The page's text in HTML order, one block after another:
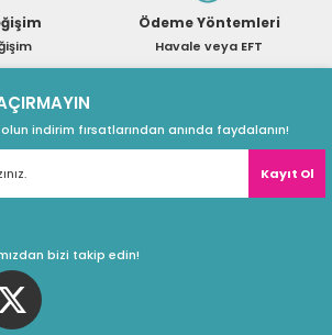
Ödeme Yöntemleri
Havale veya EFT
indirim fırsatlarından anında faydalanın!
Kayıt Ol
bizi takip edin!